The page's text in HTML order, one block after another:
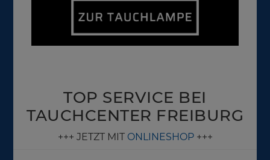
TOP SERVICE BEI
TAUCHCENTER FREIBURG
+++ JETZT MIT ONLINESHOP+++